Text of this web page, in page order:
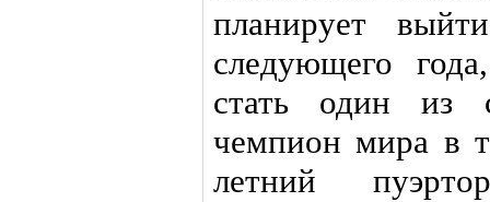
планирует
следующего
стать один из
чемпион мира в
летний